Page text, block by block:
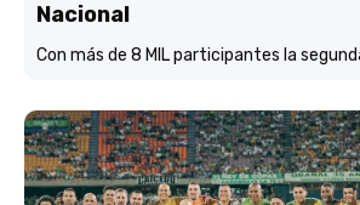
Nacional